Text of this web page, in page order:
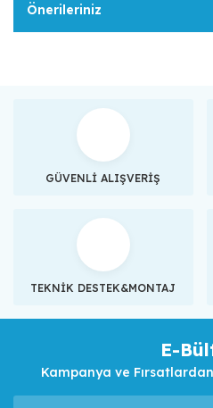
Önerileriniz
GÜVENLİ ALIŞVERİŞ
TEKNİK DESTEK&MONTAJ
E-
Kampanya ve